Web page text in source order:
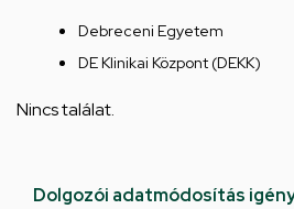
Debreceni Egyetem
DE Klinikai Központ (DEKK)
Nincs találat.
Dolgozói adatmódosítás